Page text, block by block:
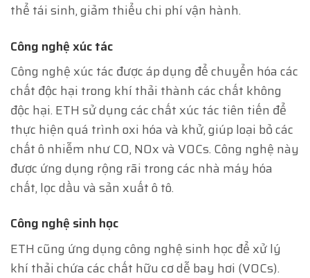
thể tái sinh, giảm thiểu chi phí vận hành.
Công nghệ xúc tác
Công nghệ xúc tác được áp dụng để chuyển hóa các
chất độc hại trong khí thải thành các chất không
độc hại. ETH sử dụng các chất xúc tác tiên tiến để
thực hiện quá trình oxi hóa và khử, giúp loại bỏ các
chất ô nhiễm như CO, NOx và VOCs. Công nghệ này
được ứng dụng rộng rãi trong các nhà máy hóa
chất, lọc dầu và sản xuất ô tô.
Công nghệ sinh học
ETH cũng ứng dụng công nghệ sinh học để xử lý
khí thải chứa các chất hữu cơ dễ bay hơi (VOCs).